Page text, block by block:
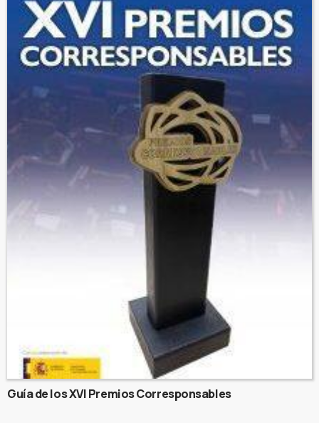
Guía de los XVI Premios Corresponsables